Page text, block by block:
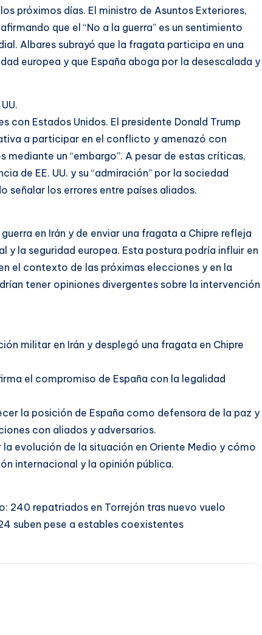
próximos días. El ministro de Asuntos Exteriores,
que el “No a la guerra” es un sentimiento
Albares subrayó que la fragata participa en una
europea y que España aboga por la desescalada y
con Estados Unidos. El presidente Donald Trump
a participar en el conflicto y amenazó con
un “embargo”. A pesar de estas críticas,
de EE. UU. y su “admiración” por la sociedad
señalar los errores entre países aliados.
en Irán y de enviar una fragata a Chipre refleja
y la seguridad europea. Esta postura podría influir en
el contexto de las próximas elecciones y en la
tener opiniones divergentes sobre la intervención
militar en Irán y desplegó una fragata en Chipre
el compromiso de España con la legalidad
la posición de España como defensora de la paz y
con aliados y adversarios.
evolución de la situación en Oriente Medio y cómo
internacional y la opinión pública.
240 repatriados en Torrejón tras nuevo vuelo
suben pese a estables coexistentes